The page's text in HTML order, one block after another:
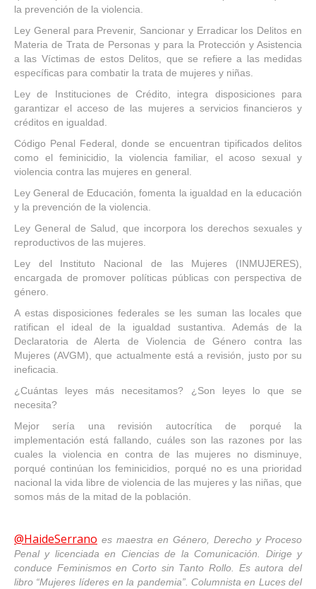
la prevención de la violencia.
Ley General para Prevenir, Sancionar y Erradicar los Delitos en
Materia de Trata de Personas y para la Protección y Asistencia
a las Víctimas de estos Delitos, que se refiere a las medidas
específicas para combatir la trata de mujeres y niñas.
Ley de Instituciones de Crédito, integra disposiciones para
garantizar el acceso de las mujeres a servicios financieros y
créditos en igualdad.
Código Penal Federal, donde se encuentran tipificados delitos
como el feminicidio, la violencia familiar, el acoso sexual y
violencia contra las mujeres en general.
Ley General de Educación, fomenta la igualdad en la educación
y la prevención de la violencia.
Ley General de Salud, que incorpora los derechos sexuales y
reproductivos de las mujeres.
Ley del Instituto Nacional de las Mujeres (INMUJERES),
encargada de promover políticas públicas con perspectiva de
género.
A estas disposiciones federales se les suman las locales que
ratifican el ideal de la igualdad sustantiva. Además de la
Declaratoria de Alerta de Violencia de Género contra las
Mujeres (AVGM), que actualmente está a revisión, justo por su
ineficacia.
¿Cuántas leyes más necesitamos? ¿Son leyes lo que se
necesita?
Mejor sería una revisión autocrítica de porqué la
implementación está fallando, cuáles son las razones por las
cuales la violencia en contra de las mujeres no disminuye,
porqué continúan los feminicidios, porqué no es una prioridad
nacional la vida libre de violencia de las mujeres y las niñas, que
somos más de la mitad de la población.
@HaideSerrano es maestra en Género, Derecho y Proceso
Penal y licenciada en Ciencias de la Comunicación. Dirige y
conduce Feminismos en Corto sin Tanto Rollo. Es autora del
libro “Mujeres líderes en la pandemia”. Columnista en Luces del